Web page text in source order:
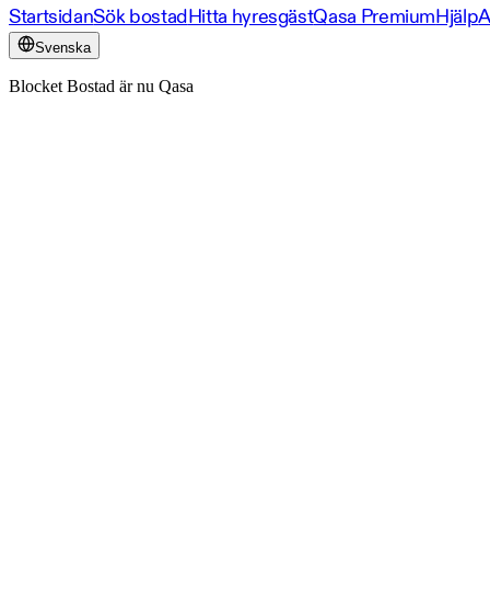
StartsidanSök bostadHitta hyresgästQasa PremiumHjälp
Svenska
Blocket Bostad är nu Qasa